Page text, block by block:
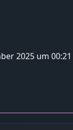
2025 um 00:21